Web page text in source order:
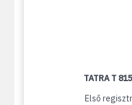
TATRA T
Első